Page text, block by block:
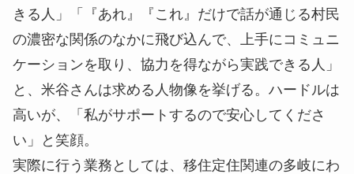
きる人」「『あれ』『これ』だけで話が通じる村民
の濃密な関係のなかに飛び込んで、上手にコミュニ
ケーションを取り、協力を得ながら実践できる人」
と、米谷さんは求める人物像を挙げる。ハードルは
高いが、「私がサポートするので安心してくださ
い」と笑顔。
実際に行う業務としては、移住定住関連の多岐にわ